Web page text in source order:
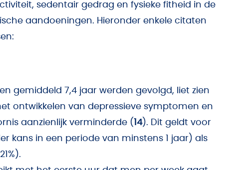
sedentair gedrag en fysieke fitheid in de
aandoeningen. Hieronder enkele citaten
gemiddeld 7,4 jaar werden gevolgd, liet zien
ontwikkelen van depressieve symptomen en
aanzienlijk verminderde ( 14). Dit geldt voor
kans in een periode van minstens 1 jaar) als